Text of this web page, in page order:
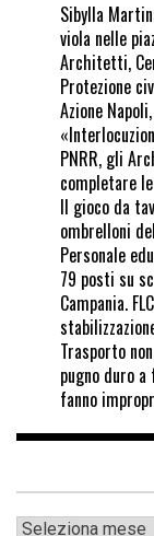
Sibylla
viola nelle
Architetti,
Protezione
Azione
PNRR, gli
completare
Il gioco da
ombrelloni
Personale
79 posti su
Campania.
Trasporto
pugno duro
fanno